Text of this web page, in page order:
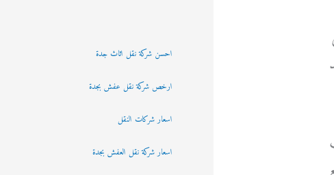
احسن شركة نقل اثاث جدة
ارخص شركة نقل عفش بجدة
اسعار شركات النقل
اسعار شركة نقل العفش بجدة